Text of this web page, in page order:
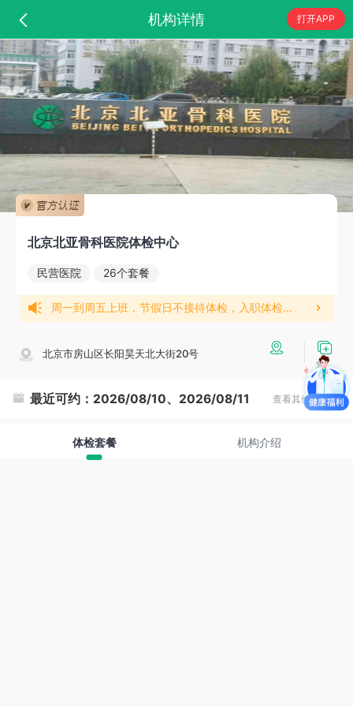
机构详情 打开APP
北京北亚骨科医院体检中心
民营医院 26个套餐
周一到周五上班，节假日不接待体检，入职体检次个工作日下午出具体检报告，常规检3个工作日左右出报告
北京市房山区长阳昊天北大街20号
复
制
最近可约： 2026/08/10、2026/08/11 查看其他时间
体检套餐 机构介绍